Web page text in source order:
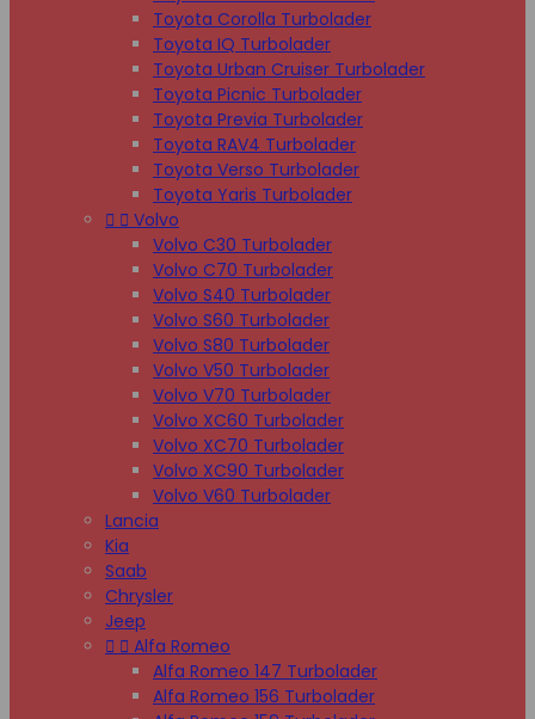
Toyota Corolla Turbolader
Toyota IQ Turbolader
Toyota Urban Cruiser Turbolader
Toyota Picnic Turbolader
Toyota Previa Turbolader
Toyota RAV4 Turbolader
Toyota Verso Turbolader
Toyota Yaris Turbolader
  Volvo
Volvo C30 Turbolader
Volvo C70 Turbolader
Volvo S40 Turbolader
Volvo S60 Turbolader
Volvo S80 Turbolader
Volvo V50 Turbolader
Volvo V70 Turbolader
Volvo XC60 Turbolader
Volvo XC70 Turbolader
Volvo XC90 Turbolader
Volvo V60 Turbolader
Lancia
Kia
Saab
Chrysler
Jeep
  Alfa Romeo
Alfa Romeo 147 Turbolader
Alfa Romeo 156 Turbolader